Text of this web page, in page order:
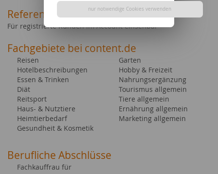
nur notwendige Cookies verwenden
Referenztexte
Für registrierte Kunden im Account einsehbar
Fachgebiete bei content.de
Reisen
Hotelbeschreibungen
Essen & Trinken
Diät
Reitsport
Haus- & Nutztiere
Heimtierbedarf
Gesundheit & Kosmetik
Garten
Hobby & Freizeit
Nahrungsergänzung
Tourismus allgemein
Tiere allgemein
Ernährung allgemein
Marketing allgemein
Berufliche Abschlüsse
Fachkauffrau für